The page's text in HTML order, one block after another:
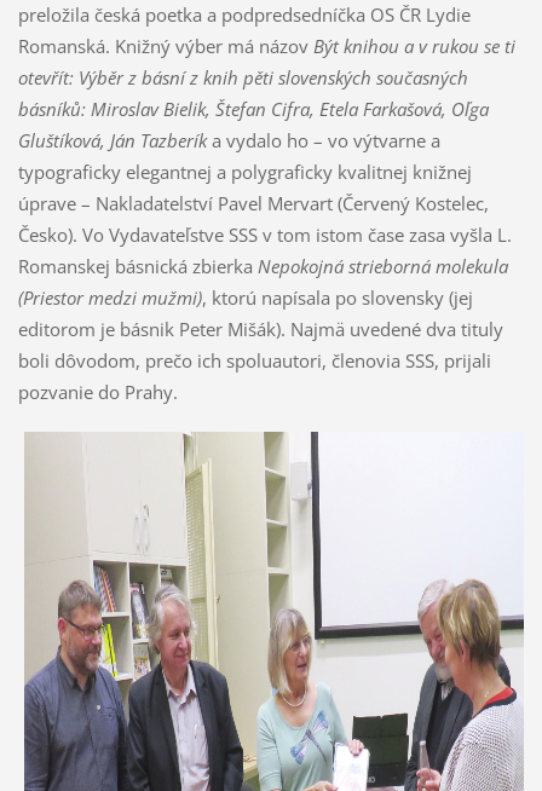
preložila česká poetka a podpredsedníčka OS ČR Lydie
Romanská. Knižný výber má názov Být knihou a v rukou se ti
otevřít: Výběr z básní z knih pěti slovenských současných
básníků: Miroslav Bielik, Štefan Cifra, Etela Farkašová, Oľga
Gluštíková, Ján Tazberíka vydalo ho – vo výtvarne a
typograficky elegantnej a polygraficky kvalitnej knižnej
úprave – Nakladatelství Pavel Mervart (Červený Kostelec,
Česko). Vo Vydavateľstve SSS v tom istom čase zasa vyšla L.
Romanskej básnická zbierka Nepokojná strieborná molekula
(Priestor medzi mužmi), ktorú napísala po slovensky (jej
editorom je básnik Peter Mišák). Najmä uvedené dva tituly
boli dôvodom, prečo ich spoluautori, členovia SSS, prijali
pozvanie do Prahy.